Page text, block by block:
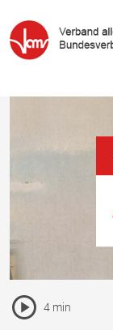
Vorlesen
Pause Icon
4 min